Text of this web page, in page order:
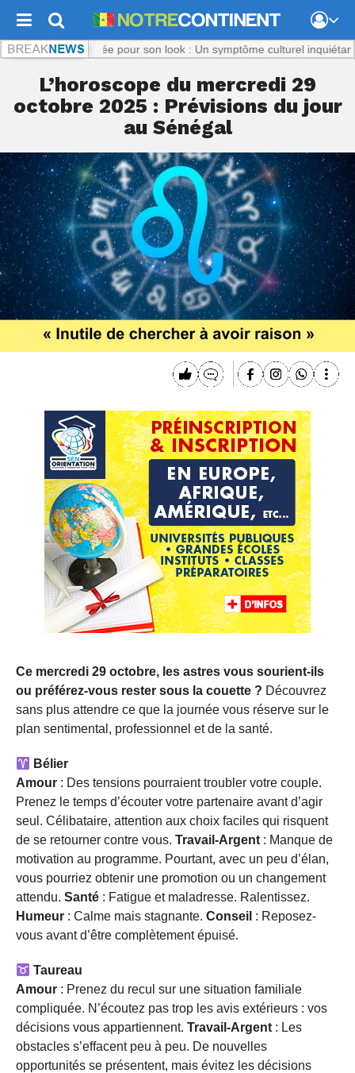
: Titi, ciblée pour son look : Un symptôme culturel inquiétant
L’horoscope du mercredi 29
octobre 2025 : Prévisions du jour
au Sénégal
Ce mercredi 29 octobre, les astres vous sourient-ils
ou préférez-vous rester sous la couette ? Découvrez
sans plus attendre ce que la journée vous réserve sur le
plan sentimental, professionnel et de la santé.
Bélier
Amour : Des tensions pourraient troubler votre couple.
Prenez le temps d’écouter votre partenaire avant d’agir
seul. Célibataire, attention aux choix faciles qui risquent
de se retourner contre vous. Travail-Argent : Manque de
motivation au programme. Pourtant, avec un peu d’élan,
vous pourriez obtenir une promotion ou un changement
attendu. Santé : Fatigue et maladresse. Ralentissez.
Humeur : Calme mais stagnante. Conseil : Reposez-
vous avant d’être complètement épuisé.
Taureau
Amour : Prenez du recul sur une situation familiale
compliquée. N’écoutez pas trop les avis extérieurs : vos
décisions vous appartiennent. Travail-Argent : Les
obstacles s’effacent peu à peu. De nouvelles
opportunités se présentent, mais évitez les décisions